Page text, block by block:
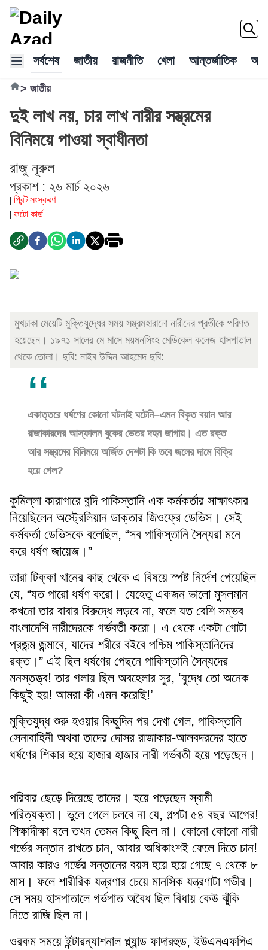
সর্বশেষ জাতীয় রাজনীতি খেলা আন্তর্জাতিক
> জাতীয়
দুই লাখ নয়, চার লাখ নারীর সম্ভ্রমের
বিনিময়ে পাওয়া স্বাধীনতা
রাজু নূরুল
প্রকাশ : ২৬ মার্চ ২০২৬
প্রিন্ট সংস্করণ
ফটো কার্ড
মুখঢাকা মেয়েটি মুক্তিযুদ্ধের সময় সম্ভ্রমহারানো নারীদের প্রতীকে পরিণত
হয়েছেন। ১৯৭১ সালের মে মাসে ময়মনসিংহ মেডিকেল কলেজ হাসপাতাল
থেকে তোলা। ছবি: নাইব উদ্দিন আহমেদ ছবি:
একাত্তরে ধর্ষণের কোনো ঘটনাই ঘটেনি–এমন বিকৃত বয়ান আর
রাজাকারদের আস্ফালন বুকের ভেতর দহন জাগায়। এত রক্ত
আর সম্ভ্রমের বিনিময়ে অর্জিত দেশটা কি তবে জলের দামে বিক্রি
হয়ে গেল?
কুমিল্লা কারাগারে বন্দি পাকিস্তানি এক কর্মকর্তার সাক্ষাৎকার
নিয়েছিলেন অস্ট্রেলিয়ান ডাক্তার জিওফ্রে ডেভিস। সেই
কর্মকর্তা ডেভিসকে বলেছিল, “সব পাকিস্তানি সৈন্যরা মনে
করে ধর্ষণ জায়েজ।”
তারা টিক্কা খানের কাছ থেকে এ বিষয়ে স্পষ্ট নির্দেশ পেয়েছিল
যে, “যত পারো ধর্ষণ করো। যেহেতু একজন ভালো মুসলমান
কখনো তার বাবার বিরুদ্ধে লড়বে না, ফলে যত বেশি সম্ভব
বাংলাদেশি নারীদেরকে গর্ভবতী করো। এ থেকে একটা গোটা
প্রজন্ম জন্মাবে, যাদের শরীরে বইবে পশ্চিম পাকিস্তানিদের
রক্ত।” এই ছিল ধর্ষণের পেছনে পাকিস্তানি সৈন্যদের
মনস্তত্ত্ব! তার গলায় ছিল অবহেলার সুর, ‘যুদ্ধে তো অনেক
কিছুই হয়! আমরা কী এমন করেছি!’
মুক্তিযুদ্ধ শুরু হওয়ার কিছুদিন পর দেখা গেল, পাকিস্তানি
সেনাবাহিনী অথবা তাদের দোসর রাজাকার-আলবদরদের হাতে
ধর্ষণের শিকার হয়ে হাজার হাজার নারী গর্ভবতী হয়ে পড়েছেন।
পরিবার ছেড়ে দিয়েছে তাদের। হয়ে পড়েছেন স্বামী
পরিত্যক্তা। ভুলে গেলে চলবে না যে, গল্পটা ৫৪ বছর আগের!
শিক্ষাদীক্ষা বলে তখন তেমন কিছু ছিল না। কোনো কোনো নারী
গর্ভের সন্তান রাখতে চান, আবার অধিকাংশই ফেলে দিতে চান!
আবার কারও গর্ভের সন্তানের বয়স হয়ে হয়ে গেছে ৭ থেকে ৮
মাস। ফলে শারীরিক যন্ত্রণার চেয়ে মানসিক যন্ত্রণাটা গভীর।
সে সময় হাসপাতালে গর্ভপাত অবৈধ ছিল বিধায় কেউ ঝুঁকি
নিতে রাজি ছিল না।
ওরকম সময়ে ইন্টারন্যাশনাল প্ল্যান্ড ফাদারহুড, ইউএনএফপিএ